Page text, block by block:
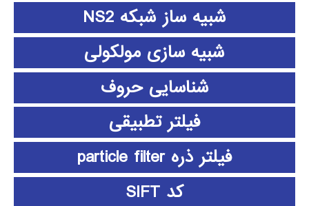
شبیه ساز شبکه NS2
شبیه سازی مولکولی
شناسایی حروف
فیلتر تطبیقی
فیلتر ذره particle filter
کد SIFT